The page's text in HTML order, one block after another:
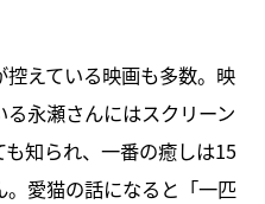
えている映画も多数。映
永瀬さんにはスクリーン
知られ、一番の癒しは15
愛猫の話になると「一匹